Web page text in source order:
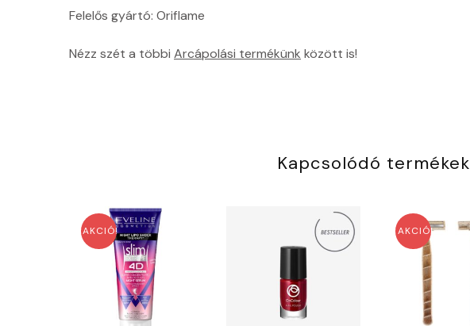
Felelős gyártó: Oriflame
Nézz szét a többi Arcápolási termékünk között is!
Kapcsolódó termékek
AKCIÓ! AKCIÓ!